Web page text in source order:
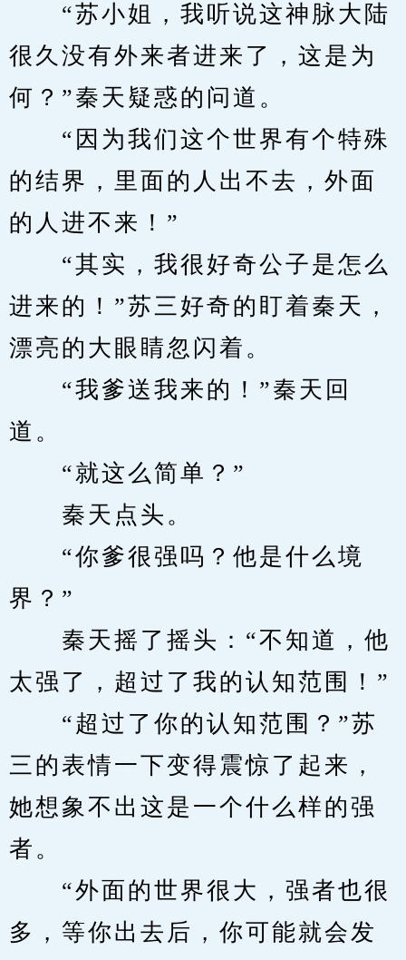
“苏小姐，我听说这神脉大陆
很久没有外来者进来了，这是为
何？”秦天疑惑的问道。
“因为我们这个世界有个特殊
的结界，里面的人出不去，外面
的人进不来！”
“其实，我很好奇公子是怎么
进来的！”苏三好奇的盯着秦天，
漂亮的大眼睛忽闪着。
“我爹送我来的！”秦天回
道。
“就这么简单？”
秦天点头。
“你爹很强吗？他是什么境
界？”
秦天摇了摇头：“不知道，他
太强了，超过了我的认知范围！”
“超过了你的认知范围？”苏
三的表情一下变得震惊了起来，
她想象不出这是一个什么样的强
者。
“外面的世界很大，强者也很
多，等你出去后，你可能就会发